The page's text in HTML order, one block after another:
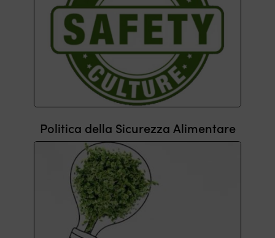
Politica della Sicurezza Alimentare